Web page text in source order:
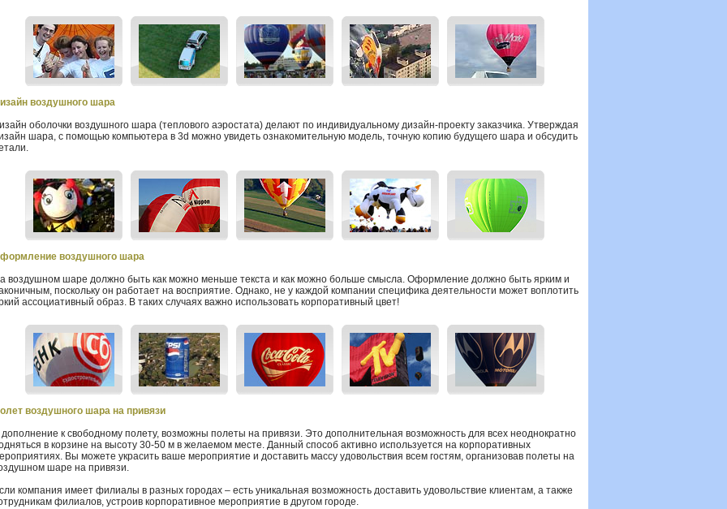
воздушного шара
оболочки воздушного шара (теплового аэростата) делают по индивидуальному дизайн-проекту заказчика. Утверждая
шара, с помощью компьютера в 3d можно увидеть ознакомительную модель, точную копию будущего шара и обсудить
воздушного шара
воздушном шаре должно быть как можно меньше текста и как можно больше смысла. Оформление должно быть ярким и
поскольку он работает на восприятие. Однако, не у каждой компании специфика деятельности может воплотить
ассоциативный образ. В таких случаях важно использовать корпоративный цвет!
воздушного шара на привязи
дополнение к свободному полету, возможны полеты на привязи. Это дополнительная возможность для всех неоднократно
в корзине на высоту 30-50 м в желаемом месте. Данный способ активно используется на корпоративных
Вы можете украсить ваше мероприятие и доставить массу удовольствия всем гостям, организовав полеты на
шаре на привязи.
компания имеет филиалы в разных городах – есть уникальная возможность доставить удовольствие клиентам, а также
филиалов, устроив корпоративное мероприятие в другом городе.